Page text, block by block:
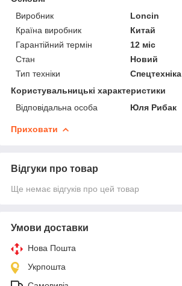
Виробник
Loncin
Країна виробник
Китай
Гарантійний термін
12 міс
Стан
Новий
Тип техніки
Спецтехніка
Користувальницькі характеристики
Відповідальна особа
Юля Рибак
Приховати
Відгуки про товар
Ще немає відгуків про цей товар
Умови доставки
Нова Пошта
Укрпошта